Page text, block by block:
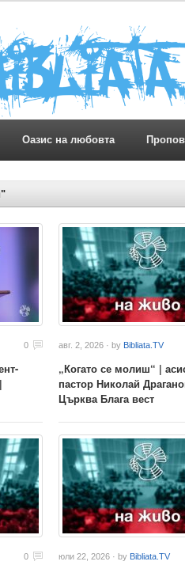
Оазис на любовта
0 авг. 2, 2026 · by Bibliata.TV
„Когато се молиш“ |
пастор Николай
Църква Блага вест
0 юли 22, 2026 · by Bibliata.TV